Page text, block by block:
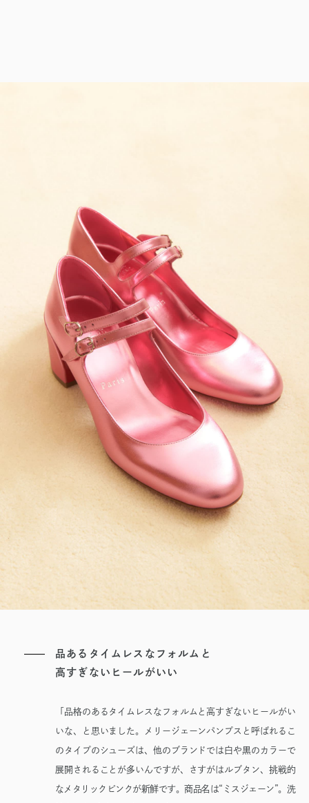
品あるタイムレスなフォルムと
高すぎないヒールがいい
「品格のあるタイムレスなフォルムと高すぎないヒールがい
いな、と思いました。メリージェーンパンプスと呼ばれるこ
のタイプのシューズは、他のブランドでは白や黒のカラーで
展開されることが多いんですが、さすがはルブタン、挑戦的
なメタリックピンクが新鮮です。商品名は“ミスジェーン”。洗